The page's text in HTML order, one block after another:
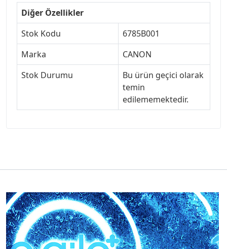
Diğer Özellikler
Stok Kodu
6785B001
Marka
CANON
Stok Durumu
Bu ürün geçici olarak
temin
edilememektedir.